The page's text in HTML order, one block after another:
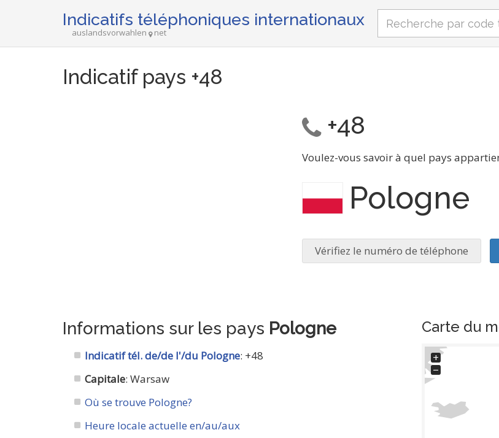
Indicatifs téléphoniques internationaux
auslandsvorwahlen net
Indicatif pays +48
+48
Voulez-vous savoir à quel pays
Pologne
Vérifiez le numéro de téléphone
Informations sur les pays Pologne
Indicatif tél. de/de l'/du Pologne: +48
Capitale: Warsaw
Où se trouve Pologne?
Heure locale actuelle en/au/aux
Carte du
+
−